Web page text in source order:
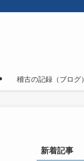
稽古の記録（ブログ）
新着記事